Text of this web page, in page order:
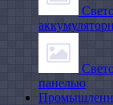
панелью